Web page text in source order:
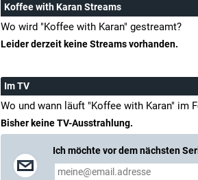
Koffee with Karan Streams
Wo wird "Koffee with Karan" gestreamt?
Leider derzeit keine Streams vorhanden.
Im TV
Wo und wann läuft "Koffee with Karan" im
Bisher keine TV-Ausstrahlung.
Ich möchte vor dem nächsten